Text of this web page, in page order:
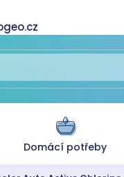
Domácí potřeby